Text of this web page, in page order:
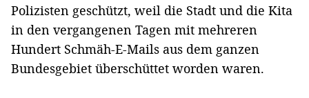
Polizisten geschützt, weil die Stadt und die Kita
in den vergangenen Tagen mit mehreren
Hundert Schmäh-E-Mails aus dem ganzen
Bundesgebiet überschüttet worden waren.